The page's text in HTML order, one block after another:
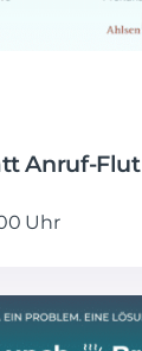
Anruf-Flut
Uhr